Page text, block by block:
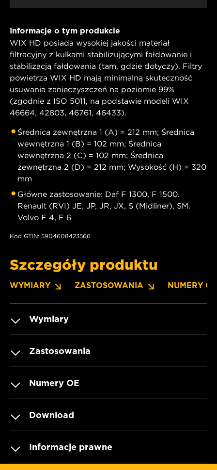
Informacje o tym produkcie
WIX HD posiada wysokiej jakości materiał
filtracyjny z kulkami stabilizującymi fałdowanie i
stabilizacją fałdowania (tam, gdzie dotyczy). Filtry
powietrza WIX HD mają minimalną skuteczność
usuwania zanieczyszczeń na poziomie 99%
(zgodnie z ISO 5011, na podstawie modeli WIX
46664, 42803, 46761, 46433).
Średnica zewnętrzna 1 (A) = 212 mm; Średnica
wewnętrzna 1 (B) = 102 mm; Średnica
wewnętrzna 2 (C) = 102 mm; Średnica
zewnętrzna 2 (D) = 212 mm; Wysokość (H) = 320
mm
Główne zastosowanie: Daf F 1300, F 1500.
Renault (RVI) JE, JP, JR, JX, S (Midliner), SM.
Volvo F 4, F 6
Kod GTIN: 5904608423566
Szczegóły produktu
WYMIARY ZASTOSOWANIA NUMERY OE
Wymiary
Zastosowania
Numery OE
Download
Informacje prawne